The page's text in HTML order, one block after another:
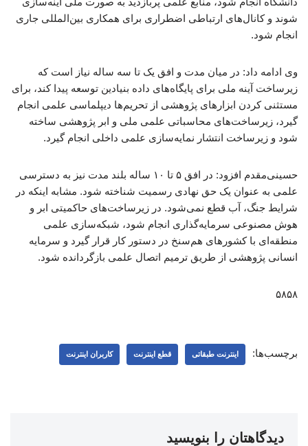
شوند و کانال‌های ارتباطی اضطراری برای همکاری بین‌المللی جاری
انجام شود.
وی ادامه داد: در میان مدت و افق یک تا سه ساله نیاز است که
زیرساخت آینه ملی برای پایگاه‌های داده بنیادین توسعه پیدا کند، برای
مستثنی کردن ابزارهای پژوهشی از تحریم‌ها دیپلماسی علمی انجام
گیرد، زیرساخت‌های محاسباتی علمی ملی و ابر پژوهشی ساخته
شود و زیرساخت انتشار نمایه‌سازی علمی داخلی انجام گیرد.
حسینی‌مقدم افزود: در افق ۵ تا ۱۰ ساله بلند مدت نیز به دسترسی
علمی به عنوان یک حق نهادی رسمیت شناخته شود. مشابه اینکه در
شرایط جنگ، آب قطع نمی‌شود. در زیرساخت‌های حاکمیتی ابر و
هوش مصنوعی سرمایه‌گذاری انجام شود، شبکه‌سازی علمی
منطقه‌ای با کشورهای هم‌سنخ در دستور کار قرار گیرد و سرمایه
انسانی پژوهشی از طریق ترمیم اتصال علمی بازگردانده شود.
۵۸۵۸
برچسب‌ها: اینترنت طبقاتی قطع اینترنت کاربران اینترنت
دیدگاهتان را بنویسید